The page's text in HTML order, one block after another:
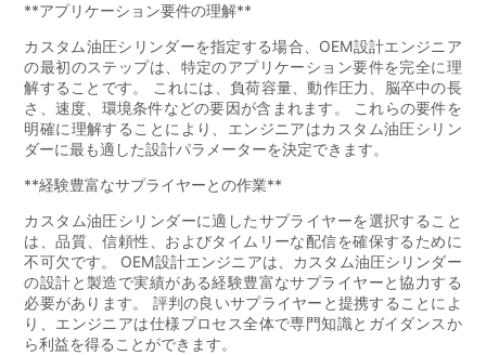
**アプリケーション要件の理解**
カスタム油圧シリンダーを指定する場合、OEM設計エンジニア
の最初のステップは、特定のアプリケーション要件を完全に理
解することです。 これには、負荷容量、動作圧力、脳卒中の長
さ、速度、環境条件などの要因が含まれます。 これらの要件を
明確に理解することにより、エンジニアはカスタム油圧シリン
ダーに最も適した設計パラメーターを決定できます。
**経験豊富なサプライヤーとの作業**
カスタム油圧シリンダーに適したサプライヤーを選択すること
は、品質、信頼性、およびタイムリーな配信を確保するために
不可欠です。 OEM設計エンジニアは、カスタム油圧シリンダー
の設計と製造で実績がある経験豊富なサプライヤーと協力する
必要があります。 評判の良いサプライヤーと提携することによ
り、エンジニアは仕様プロセス全体で専門知識とガイダンスか
ら利益を得ることができます。